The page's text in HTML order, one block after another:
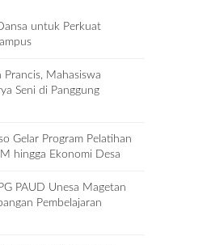
untuk Perkuat
Prancis, Mahasiswa
Seni di Panggung
Gelar Program Pelatihan
hingga Ekonomi Desa
PAUD Unesa Magetan
Pembelajaran